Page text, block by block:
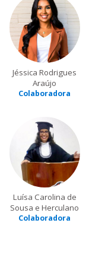
Jéssica Rodrigues
Araújo
Colaboradora
Luísa Carolina de
Sousa e Herculano
Colaboradora